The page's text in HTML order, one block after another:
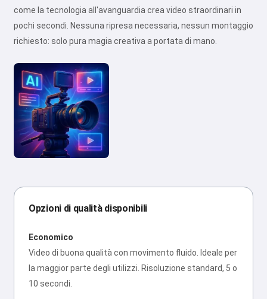
come la tecnologia all'avanguardia crea video straordinari in
pochi secondi. Nessuna ripresa necessaria, nessun montaggio
richiesto: solo pura magia creativa a portata di mano.
Opzioni di qualità disponibili
Economico
Video di buona qualità con movimento fluido. Ideale per
la maggior parte degli utilizzi. Risoluzione standard, 5 o
10 secondi.